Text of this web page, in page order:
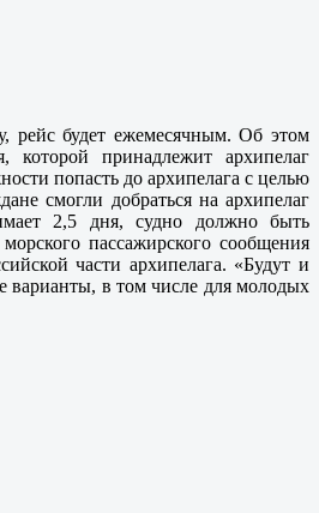
рейс будет ежемесячным. Об этом
которой принадлежит архипелаг
попасть до архипелага с целью
смогли добраться на архипелаг
2,5 дня, судно должно быть
пассажирского сообщения
части архипелага. «Будут и
варианты, в том числе для молодых